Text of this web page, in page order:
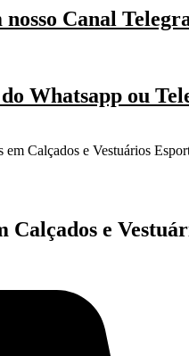
Canal
Whatsapp ou
Calçados e Vestuários
Calçados e